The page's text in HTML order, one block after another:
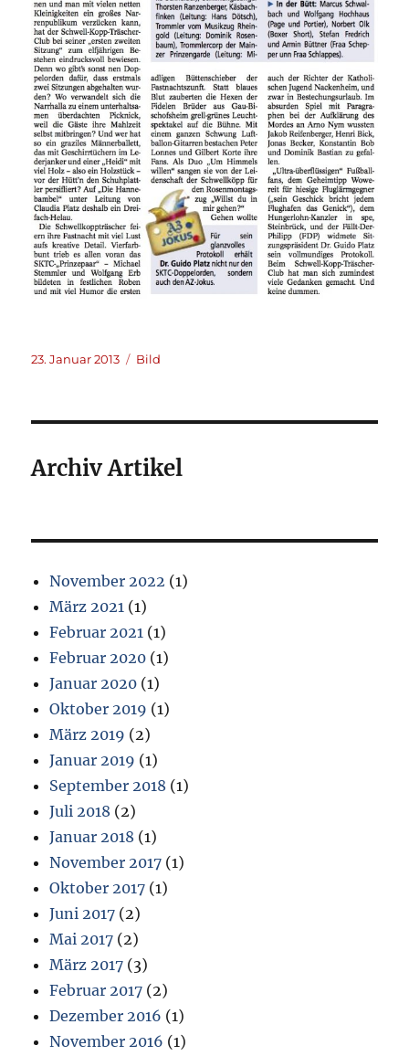
Veröffentlicht
23. Januar 2013 Format
Bild
Archiv Artikel
November 2022 (1)
März 2021 (1)
Februar 2021 (1)
Februar 2020 (1)
Januar 2020 (1)
Oktober 2019 (1)
März 2019 (2)
Januar 2019 (1)
September 2018 (1)
Juli 2018 (2)
Januar 2018 (1)
November 2017 (1)
Oktober 2017 (1)
Juni 2017 (2)
Mai 2017 (2)
März 2017 (3)
Februar 2017 (2)
Dezember 2016 (1)
November 2016 (1)